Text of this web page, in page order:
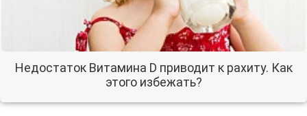
Недостаток Витамина D приводит к рахиту. Как
этого избежать?